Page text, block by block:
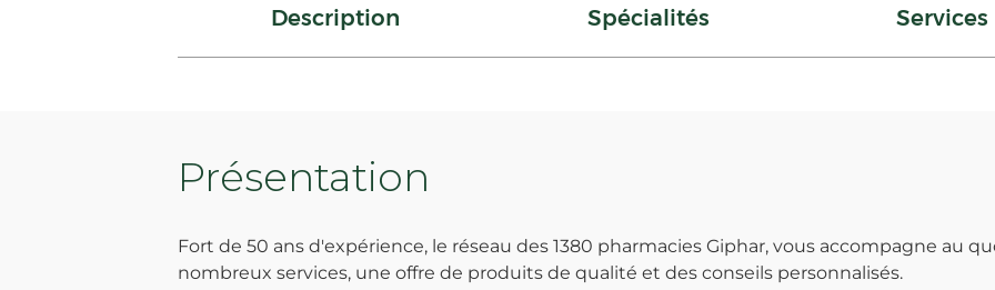
Description Spécialités Services
Présentation
Fort de 50 ans d'expérience, le réseau des 1380 pharmacies Giphar, vous accompagne au
nombreux services, une offre de produits de qualité et des conseils personnalisés.